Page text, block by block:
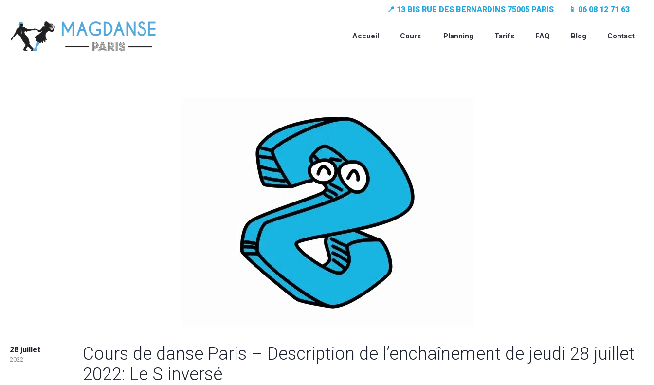
📍 13 BIS RUE DES BERNARDINS 75005 PARIS 📱 06 08 12 71 63
Accueil Cours Planning Tarifs FAQ Blog Contact
28 juillet
2022
Cours de danse Paris – Description de l’enchaînement de jeudi 28 juillet
2022: Le S inversé